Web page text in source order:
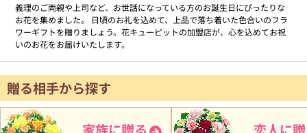
義理のご両親や上司など、お世話になっている方のお誕生日にぴったりな
お花を集めました。 日頃のお礼を込めて、上品で落ち着いた色合いのフラ
ワーギフトを贈りましょう。花キューピットの加盟店が、心を込めてお祝
いのお花をお届けいたします。
贈る相手から探す